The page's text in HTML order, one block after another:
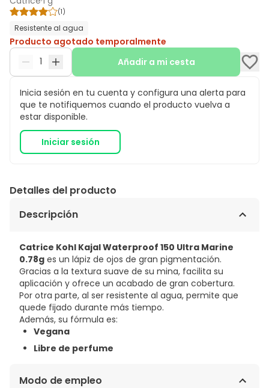
(1)
Resistente al agua
Producto agotado temporalmente
Añadir a mi cesta
Inicia sesión en tu cuenta y configura una alerta para
que te notifiquemos cuando el producto vuelva a
estar disponible.
Iniciar sesión
Detalles del producto
Descripción
Catrice Kohl Kajal Waterproof 150 Ultra Marine
0.78g es un lápiz de ojos de gran pigmentación.
Gracias a la textura suave de su mina, facilita su
aplicación y ofrece un acabado de gran cobertura.
Por otra parte, al ser resistente al agua, permite que
quede fijado durante más tiempo.
Además, su fórmula es:
Vegana
Libre de perfume
Modo de empleo